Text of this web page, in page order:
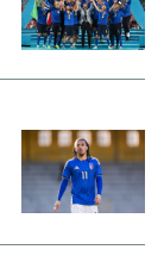
calcio 2026